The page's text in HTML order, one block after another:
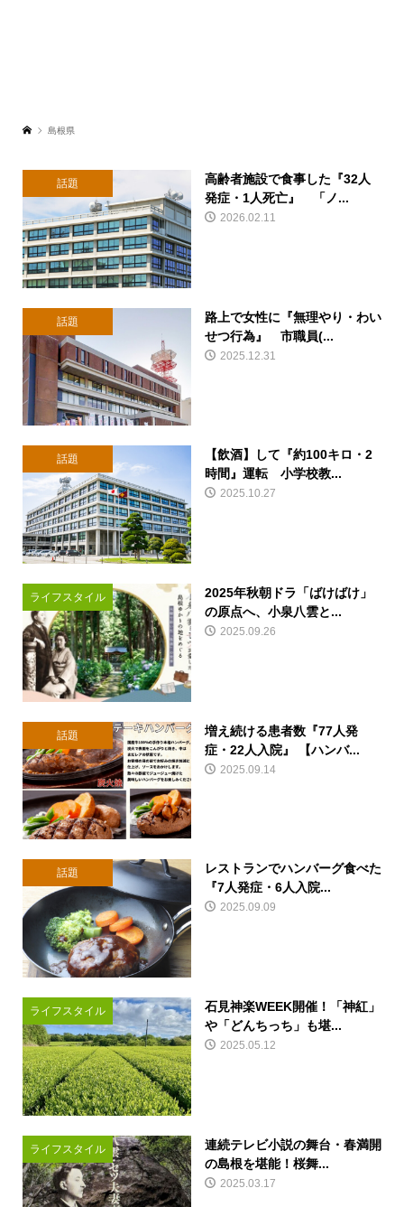
島根県
話題
高齢者施設で食事した『32人
発症・1人死亡』 「ノ...
2026.02.11
話題
路上で女性に『無理やり・わい
せつ行為』 市職員(...
2025.12.31
話題
【飲酒】して『約100キロ・2
時間』運転 小学校教...
2025.10.27
ライフスタイル
2025年秋朝ドラ「ばけばけ」
の原点へ、小泉八雲と...
2025.09.26
話題
増え続ける患者数『77人発
症・22人入院』 【ハンバ...
2025.09.14
話題
レストランでハンバーグ食べた
『7人発症・6人入院...
2025.09.09
ライフスタイル
石見神楽WEEK開催！「神紅」
や「どんちっち」も堪...
2025.05.12
ライフスタイル
連続テレビ小説の舞台・春満開
の島根を堪能！桜舞...
2025.03.17